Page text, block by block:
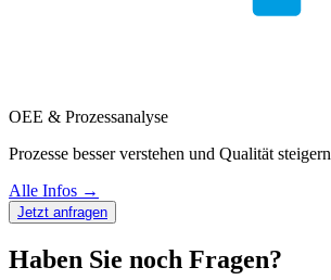
OEE & Prozessanalyse
Prozesse besser verstehen und Qualität steigern
Alle Infos →
Jetzt anfragen
Haben Sie noch Fragen?